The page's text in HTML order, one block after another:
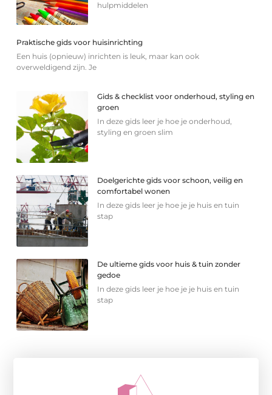
hulpmiddelen
Praktische gids voor huisinrichting
Een huis (opnieuw) inrichten is leuk, maar kan ook
overweldigend zijn. Je
Gids & checklist voor onderhoud, styling en
groen
In deze gids leer je hoe je onderhoud,
styling en groen slim
Doelgerichte gids voor schoon, veilig en
comfortabel wonen
In deze gids leer je hoe je je huis en tuin
stap
De ultieme gids voor huis & tuin zonder
gedoe
In deze gids leer je hoe je je huis en tuin
stap